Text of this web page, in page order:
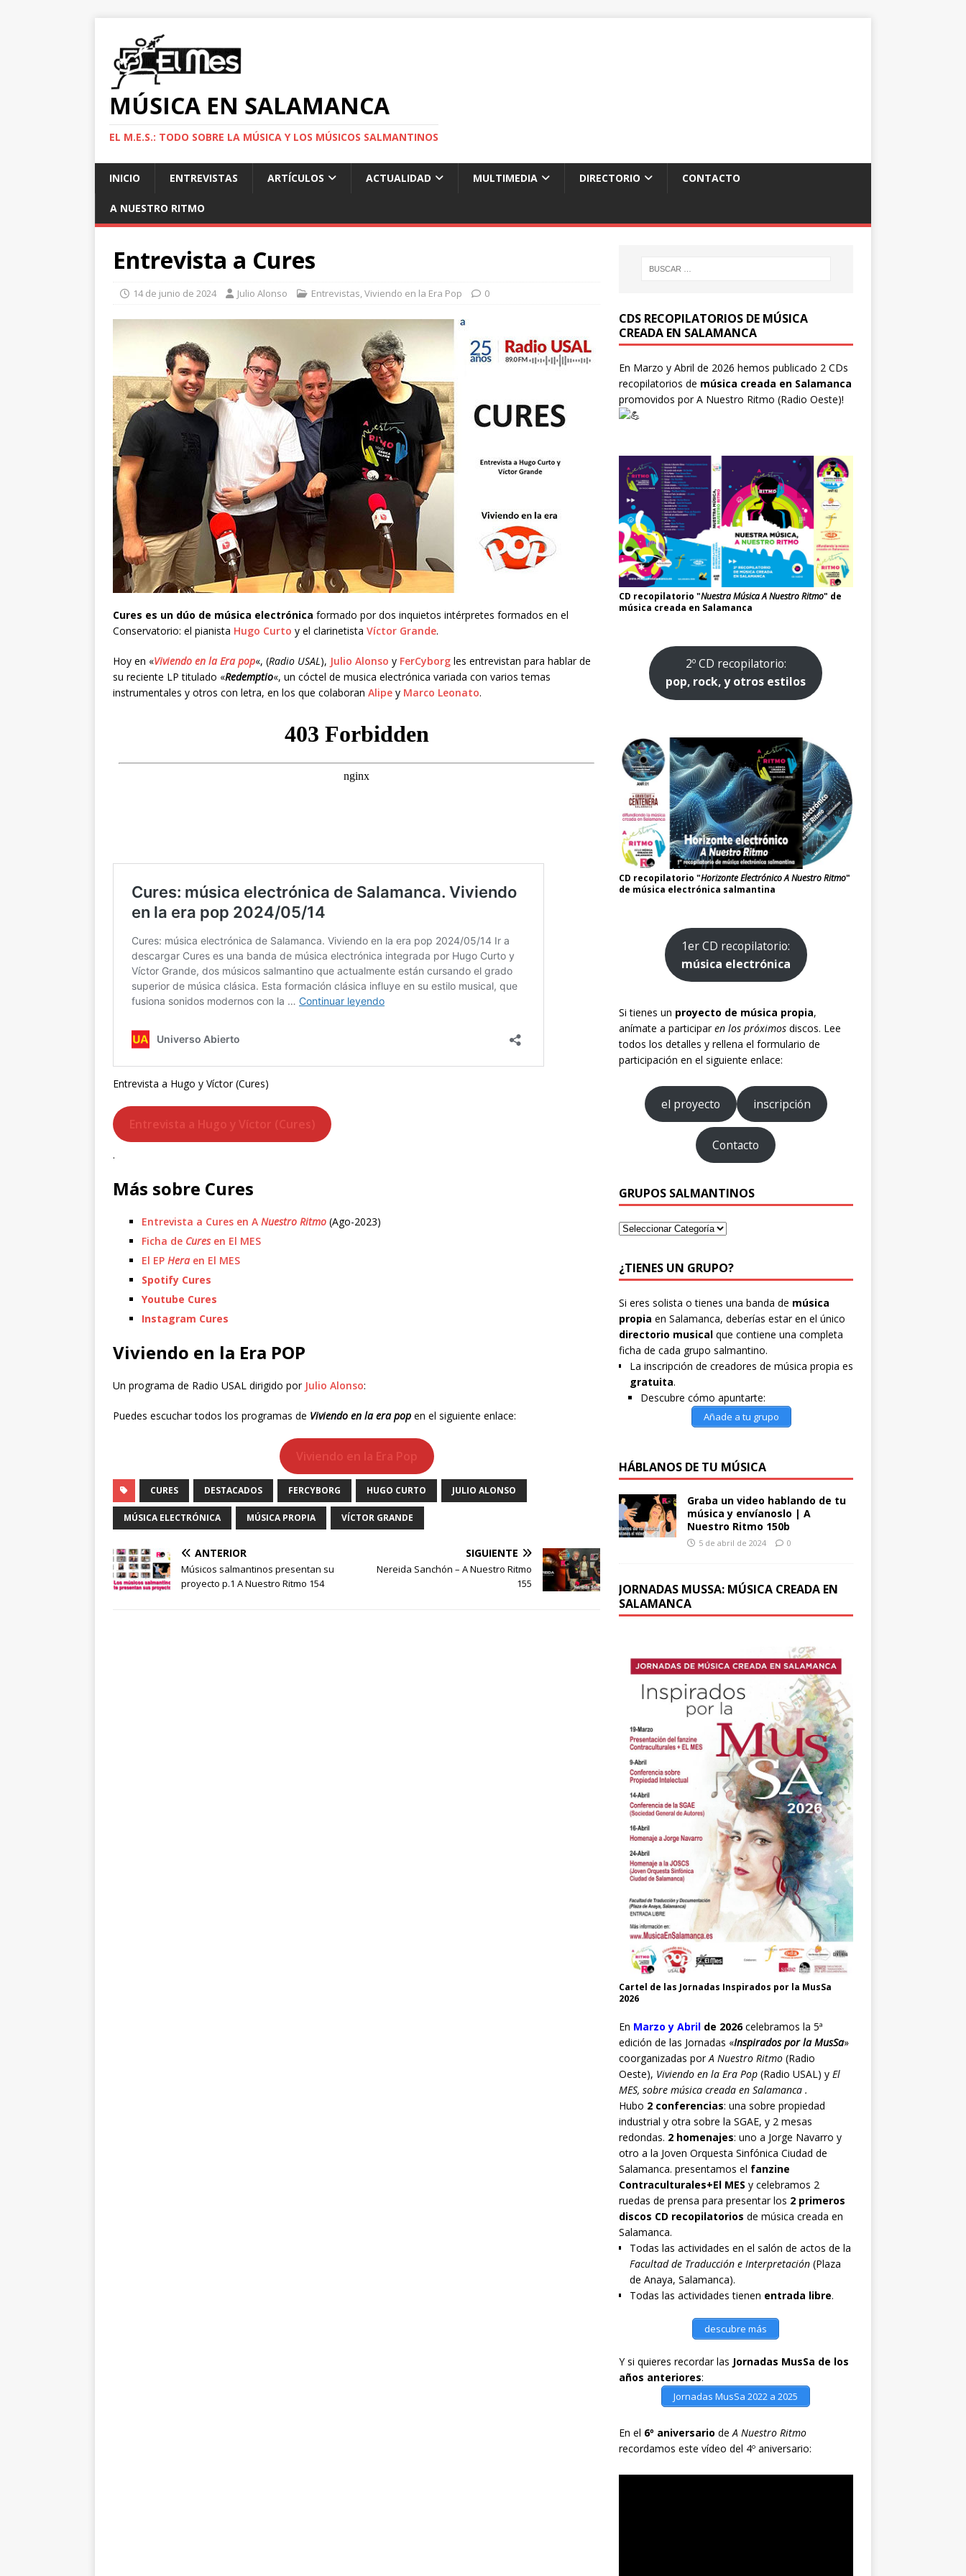
MÚSICA EN SALAMANCA
EL M.E.S.: TODO SOBRE LA MÚSICA Y LOS MÚSICOS SALMANTINOS
INICIO ENTREVISTAS ARTÍCULOS ACTUALIDAD MULTIMEDIA DIRECTORIO CONTACTO
A NUESTRO RITMO
Entrevista a Cures
14 de junio de 2024 Julio Alonso Entrevistas,Viviendo en la Era Pop 0
Cures es un dúo de música electrónica formado por dos inquietos intérpretes formados en el
Conservatorio: el pianista Hugo Curto y el clarinetista Víctor Grande.
Hoy en «Viviendo en la Era pop«, (Radio USAL), Julio Alonso y FerCyborg les entrevistan para hablar de
su reciente LP titulado «Redemptio«, un cóctel de musica electrónica variada con varios temas
instrumentales y otros con letra, en los que colaboran Alipe y Marco Leonato.
Entrevista a Hugo y Víctor (Cures)
Entrevista a Hugo y Víctor (Cures)
.
Más sobre Cures
Entrevista a Cures en A Nuestro Ritmo (Ago-2023)
Ficha de Curesen El MES
El EP Hera en El MES
Spotify Cures
Youtube Cures
Instagram Cures
Viviendo en la Era POP
Un programa de Radio USAL dirigido por Julio Alonso:
Puedes escuchar todos los programas de Viviendo en la era pop en el siguiente enlace:
Viviendo en la Era Pop
CURES DESTACADOS FERCYBORG HUGO CURTO JULIO ALONSO
MÚSICA ELECTRÓNICA MÚSICA PROPIA VÍCTOR GRANDE
ANTERIOR
Músicos salmantinos presentan su
proyecto p.1 A Nuestro Ritmo 154
SIGUIENTE
Nereida Sanchón – A Nuestro Ritmo
155
CDS RECOPILATORIOS DE MÚSICA
CREADA EN SALAMANCA
En Marzo y Abril de 2026 hemos publicado 2 CDs
recopilatorios de música creada en Salamanca
promovidos porA Nuestro Ritmo (Radio Oeste)!
CD recopilatorio "Nuestra Música A Nuestro Ritmo" de
música creada en Salamanca
2º CD recopilatorio:
pop, rock, y otros estilos
CD recopilatorio "Horizonte Electrónico A Nuestro Ritmo"
de música electrónica salmantina
1er CD recopilatorio:
música electrónica
Si tienes un proyecto de música propia,
anímate a participaren los próximosdiscos. Lee
todos los detalles y rellena el formulario de
participación en el siguiente enlace:
el proyecto inscripción
Contacto
GRUPOS SALMANTINOS
¿TIENES UN GRUPO?
Si eres solista o tienes una banda de música
propia en Salamanca, deberías estar en el único
directorio musicalque contiene una completa
ficha de cada grupo salmantino.
La inscripción de creadores de música propia es
gratuita.
Descubre cómo apuntarte:
Añade a tu grupo
HÁBLANOS DE TU MÚSICA
Graba un video hablando de tu
música y envíanoslo | A
Nuestro Ritmo 150b
5 de abril de 2024 0
JORNADAS MUSSA: MÚSICA CREADA EN
SALAMANCA
Cartel de las Jornadas Inspirados por la MusSa
2026
En Marzo y Abril de 2026celebramos la 5ª
edición de las Jornadas «Inspirados por la MusSa»
coorganizadas porA Nuestro Ritmo(Radio
Oeste), Viviendo en la Era Pop(Radio USAL) y El
MES, sobre música creada en Salamanca .
Hubo 2 conferencias: una sobre propiedad
industrial y otra sobre la SGAE, y 2 mesas
redondas. 2 homenajes: uno a Jorge Navarro y
otro a la Joven Orquesta Sinfónica Ciudad de
Salamanca. presentamos el fanzine
Contraculturales+El MES y celebramos 2
ruedas de prensa para presentar los 2 primeros
discos CD recopilatorios de música creada en
Salamanca.
Todas las actividades en el salón de actos de la
Facultad de Traducción e Interpretación(Plaza
de Anaya, Salamanca).
Todas las actividades tienen entrada libre.
descubre más
Y si quieres recordar las Jornadas MusSa de los
años anteriores:
Jornadas MusSa 2022 a 2025
En el 6º aniversario deA Nuestro Ritmo
recordamos este vídeo del 4º aniversario: